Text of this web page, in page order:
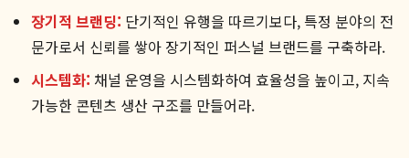
장기적 브랜딩: 단기적인 유행을 따르기보다, 특정 분야의 전
문가로서 신뢰를 쌓아 장기적인 퍼스널 브랜드를 구축하라.
시스템화: 채널 운영을 시스템화하여 효율성을 높이고, 지속
가능한 콘텐츠 생산 구조를 만들어라.